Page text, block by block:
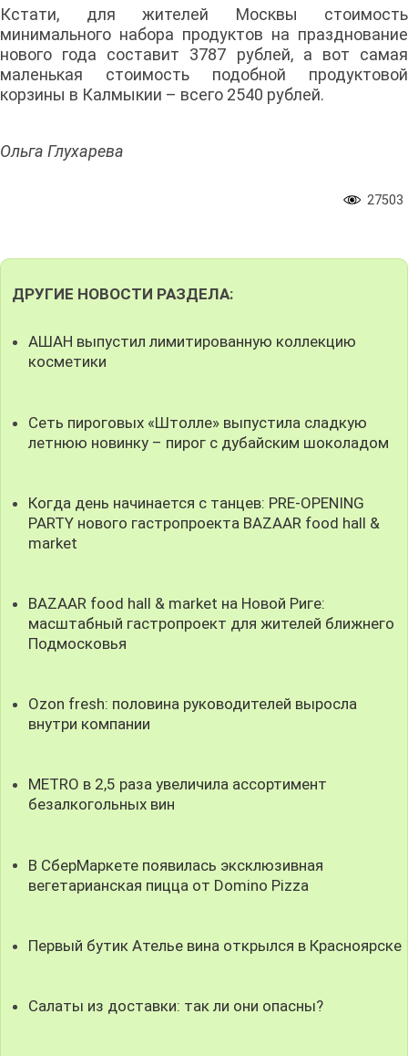
Кстати, для жителей Москвы стоимость
минимального набора продуктов на празднование
нового года составит 3787 рублей, а вот самая
маленькая стоимость подобной продуктовой
корзины в Калмыкии – всего 2540 рублей.
Ольга Глухарева
27503
ДРУГИЕ НОВОСТИ РАЗДЕЛА:
АШАН выпустил лимитированную коллекцию
косметики
Сеть пироговых «Штолле» выпустила сладкую
летнюю новинку – пирог с дубайским шоколадом
Когда день начинается с танцев: PRE-OPENING
PARTY нового гастропроекта BAZAAR food hall &
market
BAZAAR food hall & market на Новой Риге:
масштабный гастропроект для жителей ближнего
Подмосковья
Ozon fresh: половина руководителей выросла
внутри компании
METRO в 2,5 раза увеличила ассортимент
безалкогольных вин
В СберМаркете появилась эксклюзивная
вегетарианская пицца от Domino Pizza
Первый бутик Ателье вина открылся в Красноярске
Салаты из доставки: так ли они опасны?